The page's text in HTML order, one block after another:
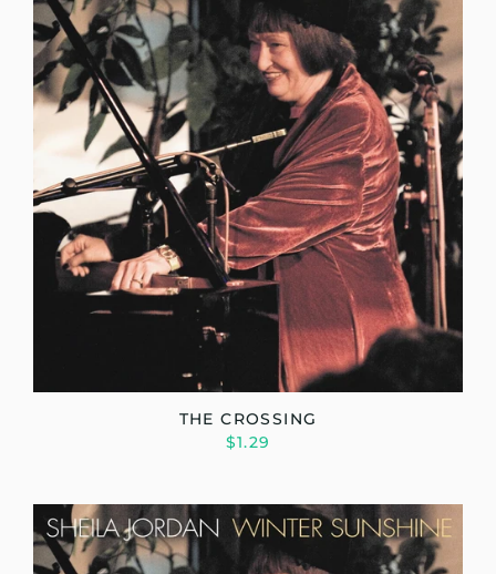
THE CROSSING
$1.29